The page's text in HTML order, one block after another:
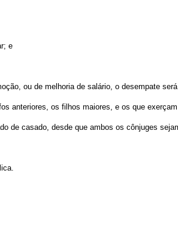
e
ou de melhoria de salário, o desempate
anteriores, os filhos maiores, e os que
de casado, desde que ambos os cônjuges